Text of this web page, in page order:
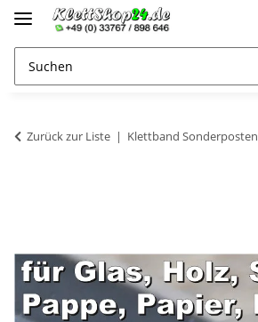
Zurück zur Liste Klettband Sonderposten